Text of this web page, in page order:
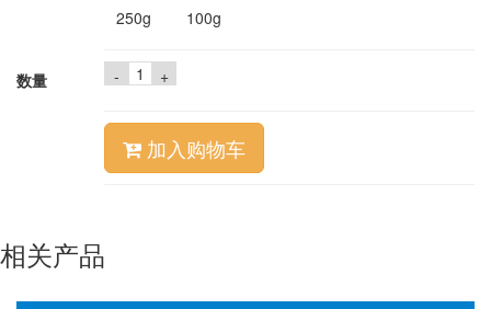
250g
100g
数量 - +
加入购物车
相关产品